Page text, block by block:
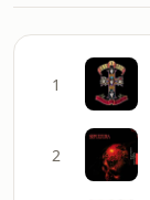
1
2